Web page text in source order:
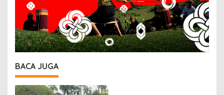
BACA JUGA